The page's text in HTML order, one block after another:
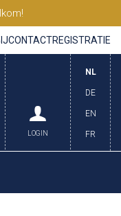
CONTACTREGISTRATIE
NL
DE
EN
FR
LOGIN